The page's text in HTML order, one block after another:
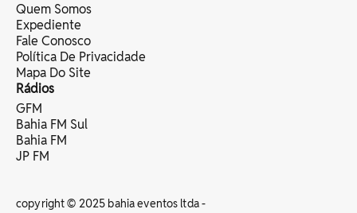
Quem Somos
Expediente
Fale Conosco
Política De Privacidade
Mapa Do Site
Rádios
GFM
Bahia FM Sul
Bahia FM
JP FM
copyright © 2025 bahia eventos ltda -